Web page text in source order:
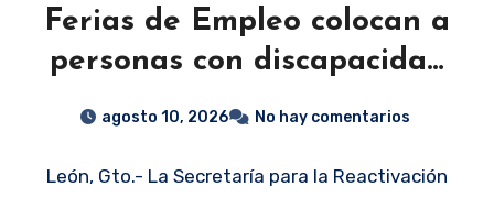
Ferias de Empleo colocan a
personas con discapacidad
y adultos mayores en León
agosto 10, 2026 No hay comentarios
León, Gto.- La Secretaría para la Reactivación